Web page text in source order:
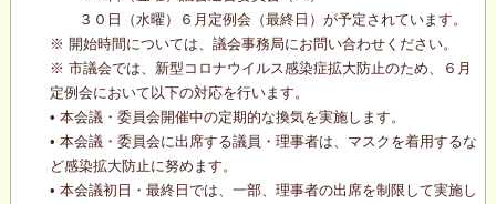
３０日（水曜）６月定例会（最終日）が予定されています。
※ 開始時間については、議会事務局にお問い合わせください。
※ 市議会では、新型コロナウイルス感染症拡大防止のため、６月
定例会において以下の対応を行います。
• 本会議・委員会開催中の定期的な換気を実施します。
• 本会議・委員会に出席する議員・理事者は、マスクを着用するな
ど感染拡大防止に努めます。
• 本会議初日・最終日では、一部、理事者の出席を制限して実施し